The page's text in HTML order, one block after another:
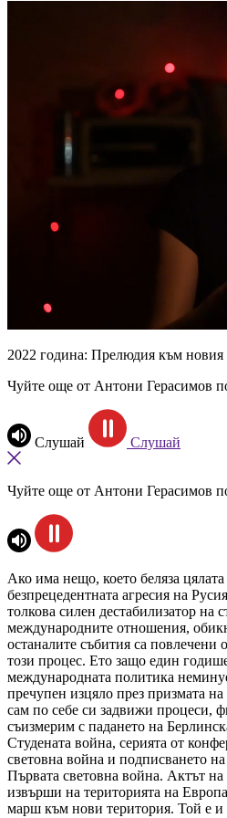
2022 година: Прелюдия към новия
Чуйте още от Антони Герасимов
Слушай Слушай
Чуйте още от Антони Герасимов
Ако има нещо, което беляза
безпрецедентната агресия на
толкова силен дестабилизатор на
международните отношения,
останалите събития са повлечени
този процес. Ето защо един
международната политика
пречупен изцяло през призмата
сам по себе си задвижи процеси,
съизмерим с падането на
Студената война, серията от
световна война и подписването
Първата световна война. Актът
извърши на територията на
марш към нови територия. Той е и